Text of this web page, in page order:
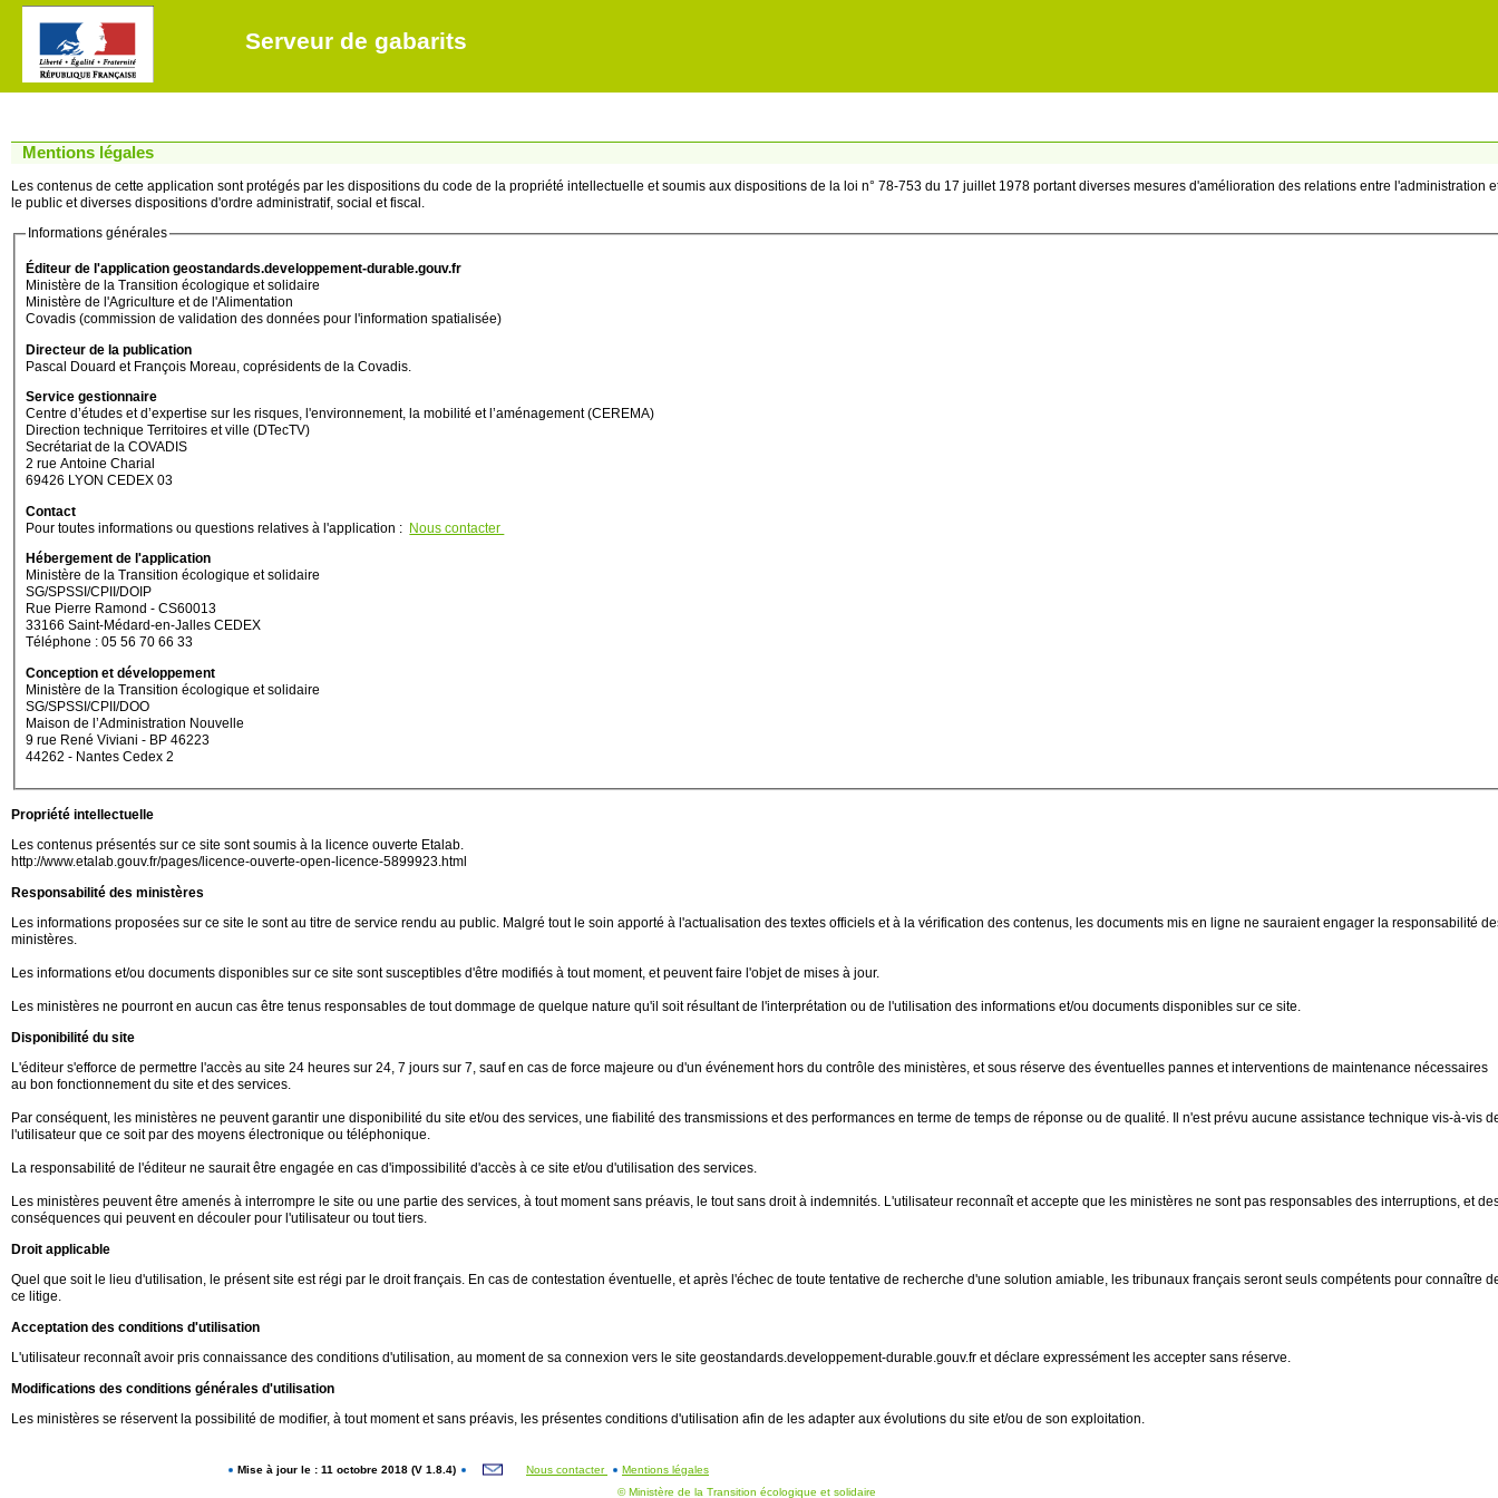
Serveur de gabarits
Mentions légales
Les contenus de cette application sont protégés par les dispositions du code de la propriété intellectuelle et soumis aux dispositions de la loi n° 78-753 du 17 juillet 1978 portant diverses mesures d'amélioration des relations entre l'administration
le public et diverses dispositions d'ordre administratif, social et fiscal.
Informations générales
Éditeur de l'application geostandards.developpement-durable.gouv.fr
Ministère de la Transition écologique et solidaire
Ministère de l'Agriculture et de l'Alimentation
Covadis (commission de validation des données pour l'information spatialisée)
Directeur de la publication
Pascal Douard et François Moreau, coprésidents de la Covadis.
Service gestionnaire
Centre d’études et d’expertise sur les risques, l'environnement, la mobilité et l’aménagement (CEREMA)
Direction technique Territoires et ville (DTecTV)
Secrétariat de la COVADIS
2 rue Antoine Charial
69426 LYON CEDEX 03
Contact
Pour toutes informations ou questions relatives à l'application : Nous contacter
Hébergement de l'application
Ministère de la Transition écologique et solidaire
SG/SPSSI/CPII/DOIP
Rue Pierre Ramond - CS60013
33166 Saint-Médard-en-Jalles CEDEX
Téléphone : 05 56 70 66 33
Conception et développement
Ministère de la Transition écologique et solidaire
SG/SPSSI/CPII/DOO
Maison de l’Administration Nouvelle
9 rue René Viviani - BP 46223
44262 - Nantes Cedex 2
Propriété intellectuelle
Les contenus présentés sur ce site sont soumis à la licence ouverte Etalab.
http://www.etalab.gouv.fr/pages/licence-ouverte-open-licence-5899923.html
Responsabilité des ministères
Les informations proposées sur ce site le sont au titre de service rendu au public. Malgré tout le soin apporté à l'actualisation des textes officiels et à la vérification des contenus, les documents mis en ligne ne sauraient engager la responsabilité
ministères.
Les informations et/ou documents disponibles sur ce site sont susceptibles d'être modifiés à tout moment, et peuvent faire l'objet de mises à jour.
Les ministères ne pourront en aucun cas être tenus responsables de tout dommage de quelque nature qu'il soit résultant de l'interprétation ou de l'utilisation des informations et/ou documents disponibles sur ce site.
Disponibilité du site
L'éditeur s'efforce de permettre l'accès au site 24 heures sur 24, 7 jours sur 7, sauf en cas de force majeure ou d'un événement hors du contrôle des ministères, et sous réserve des éventuelles pannes et interventions de maintenance nécessaires
au bon fonctionnement du site et des services.
Par conséquent, les ministères ne peuvent garantir une disponibilité du site et/ou des services, une fiabilité des transmissions et des performances en terme de temps de réponse ou de qualité. Il n'est prévu aucune assistance technique vis-à-vis
l'utilisateur que ce soit par des moyens électronique ou téléphonique.
La responsabilité de l'éditeur ne saurait être engagée en cas d'impossibilité d'accès à ce site et/ou d'utilisation des services.
Les ministères peuvent être amenés à interrompre le site ou une partie des services, à tout moment sans préavis, le tout sans droit à indemnités. L'utilisateur reconnaît et accepte que les ministères ne sont pas responsables des interruptions, et
conséquences qui peuvent en découler pour l'utilisateur ou tout tiers.
Droit applicable
Quel que soit le lieu d'utilisation, le présent site est régi par le droit français. En cas de contestation éventuelle, et après l'échec de toute tentative de recherche d'une solution amiable, les tribunaux français seront seuls compétents pour connaître
ce litige.
Acceptation des conditions d'utilisation
L'utilisateur reconnaît avoir pris connaissance des conditions d'utilisation, au moment de sa connexion vers le site geostandards.developpement-durable.gouv.fr et déclare expressément les accepter sans réserve.
Modifications des conditions générales d'utilisation
Les ministères se réservent la possibilité de modifier, à tout moment et sans préavis, les présentes conditions d'utilisation afin de les adapter aux évolutions du site et/ou de son exploitation.
Mise à jour le : 11 octobre 2018 (V 1.8.4) Nous contacter
Mentions légales
© Ministère de la Transition écologique et solidaire